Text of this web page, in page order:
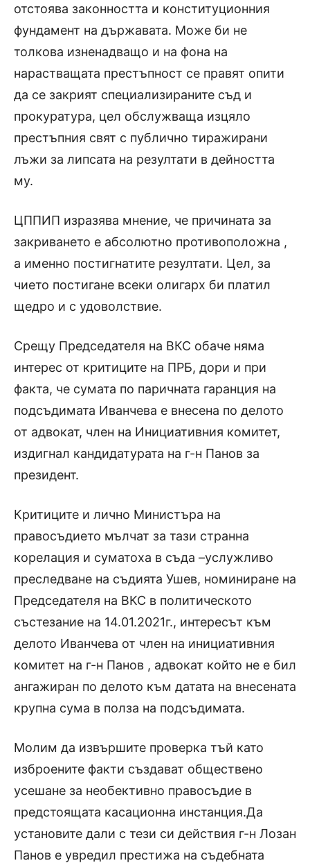
отстоява законността и конституционния
фундамент на държавата. Може би не
толкова изненадващо и на фона на
нарастващата престъпност се правят опити
да се закрият специализираните съд и
прокуратура, цел обслужваща изцяло
престъпния свят с публично тиражирани
лъжи за липсата на резултати в дейността
му.
ЦППИП изразява мнение, че причината за
закриването е абсолютно противоположна ,
а именно постигнатите резултати. Цел, за
чието постигане всеки олигарх би платил
щедро и с удоволствие.
Срещу Председателя на ВКС обаче няма
интерес от критиците на ПРБ, дори и при
факта, че сумата по паричната гаранция на
подсъдимата Иванчева е внесена по делото
от адвокат, член на Инициативния комитет,
издигнал кандидатурата на г-н Панов за
президент.
Критиците и лично Министъра на
правосъдието мълчат за тази странна
корелация и суматоха в съда –услужливо
преследване на съдията Ушев, номиниране на
Председателя на ВКС в политическото
състезание на 14.01.2021г., интересът към
делото Иванчева от член на инициативния
комитет на г-н Панов , адвокат който не е бил
ангажиран по делото към датата на внесената
крупна сума в полза на подсъдимата.
Молим да извършите проверка тъй като
изброените факти създават обществено
усешане за необективно правосъдие в
предстоящата касационна инстанция.Да
установите дали с тези си действия г-н Лозан
Панов е увредил престижа на съдебната